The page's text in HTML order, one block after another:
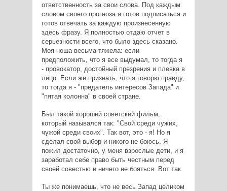
ответственность за свои слова. Под каждым
словом своего прогноза я готов подписаться и
готов отвечать за каждую произнесенную
здесь фразу. Я полностью отдаю отчет в
серьезности всего, что было здесь сказано.
Моя ноша весьма тяжела: если
предположить, что я все выдумал, то тогда я
- провокатор, достойный презрения и плевка в
лицо. Если же признать, что я говорю правду,
то тогда я - "предатель интересов Запада" и
"пятая колонна" в своей стране.
Был такой хороший советский фильм,
который назывался так: "Свой среди чужих,
чужой среди своих". Так вот, это - я! Но я
сделал свой выбор и никого не боюсь. Я
пожил достаточно, у меня взрослые дети, и я
заработал себе право быть честным перед
своей совестью и ничего не бояться. Вот так.
Ты же понимаешь, что не весь Запад целиком